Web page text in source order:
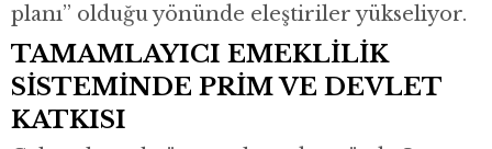
planı” olduğu yönünde eleştiriler yükseliyor.
TAMAMLAYICI EMEKLİLİK
SİSTEMİNDE PRİM VE DEVLET
KATKISI